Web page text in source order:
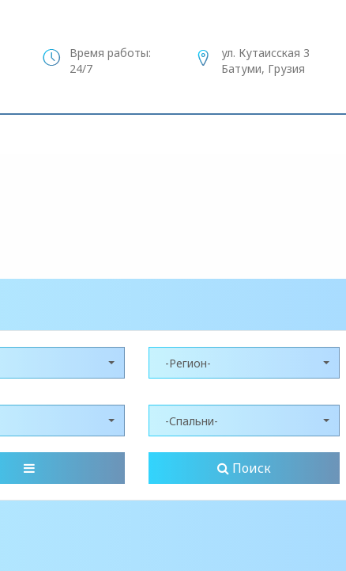
Время работы:
24/7
ул. Кутаисская 3
Батуми, Грузия
-Регион-
-Спальни-
Поиск